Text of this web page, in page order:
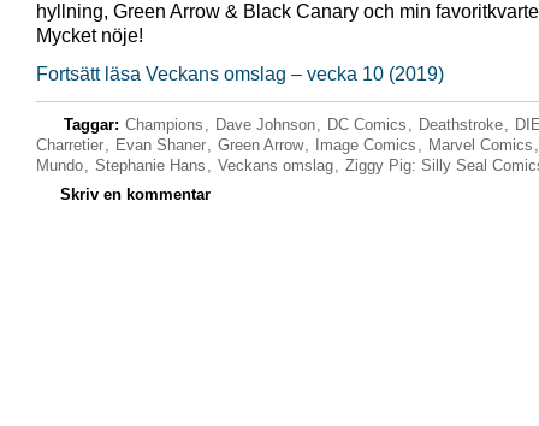
hyllning, Green Arrow & Black Canary och min
Mycket nöje!
Fortsätt läsa Veckans omslag – vecka 10 (2019)
Taggar: Champions , Dave Johnson, DC Comics , Deathstroke,
Charretier, Evan Shaner, Green Arrow, Image Comics , Marvel Comics
Mundo, Stephanie Hans , Veckans omslag, Ziggy Pig: Silly Seal
Skriv en kommentar